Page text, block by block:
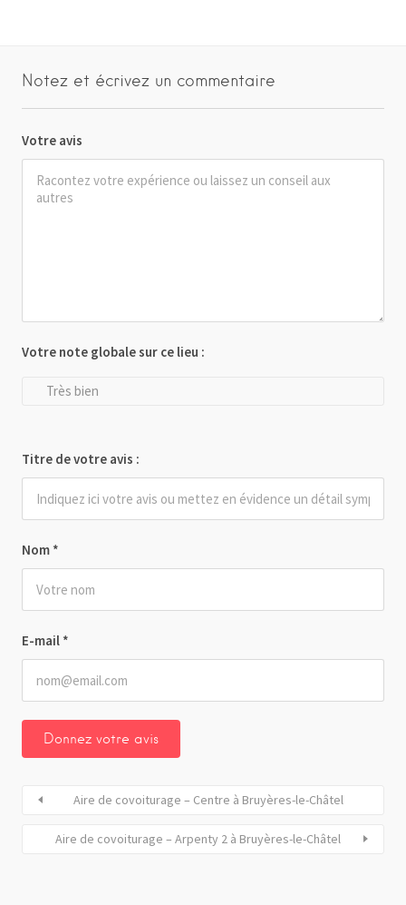
Notez et écrivez un commentaire
Votre avis
Nom *
E-mail *
Votre note globale sur ce lieu :
Très bien
Titre de votre avis :
Aire de covoiturage – Centre à Bruyères-le-Châtel
Aire de covoiturage – Arpenty 2 à Bruyères-le-Châtel